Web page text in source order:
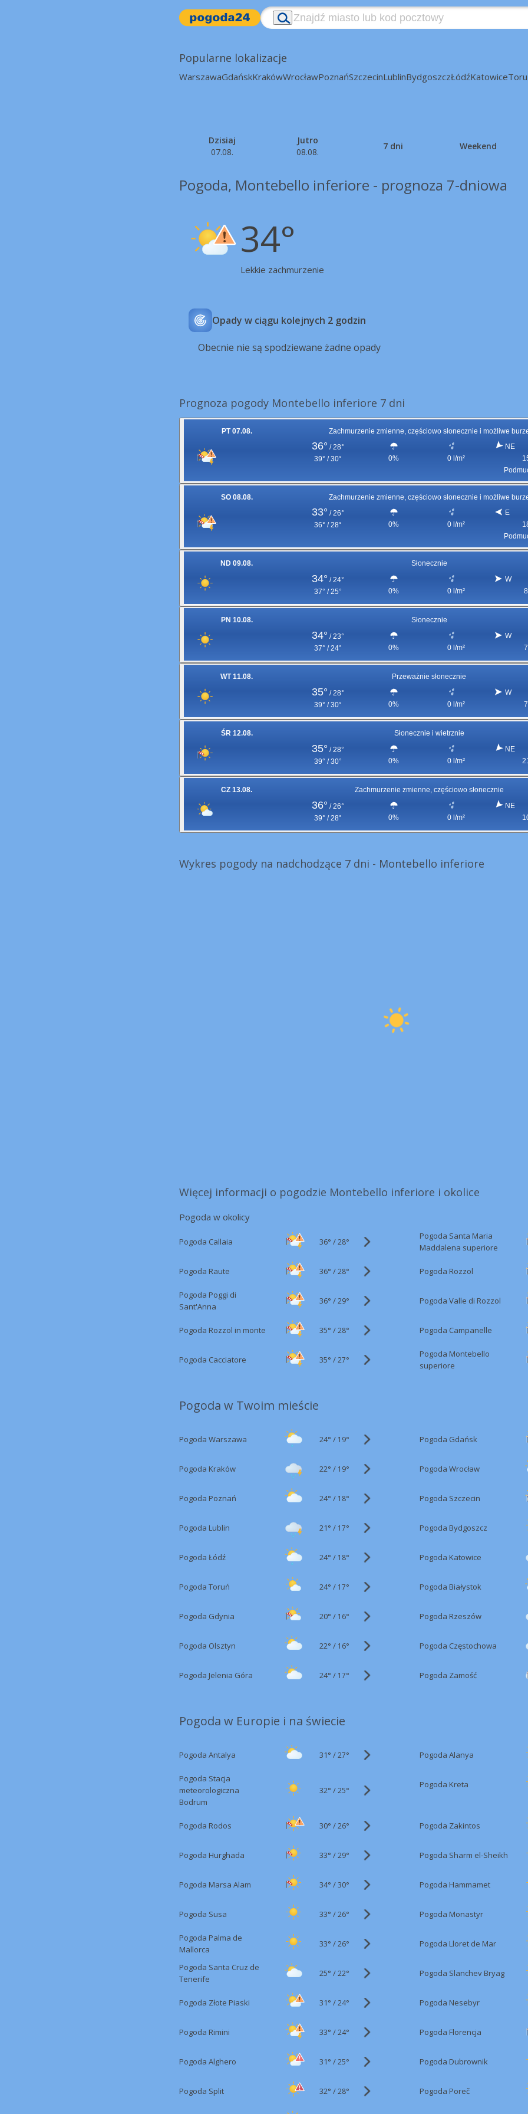
Popularne lokalizacje
WarszawaGdańskKrakówWrocławPoznańSzczecinLublinBydgoszczŁódźKatowice
Dzisiaj
07.08.
Jutro
08.08.
7 dni Weekend
Pogoda, Montebello inferiore - prognoza 7-dniowa
34°
Lekkie zachmurzenie
Opady w ciągu kolejnych 2 godzin
Obecnie nie są spodziewane żadne opady
Prognoza pogody Montebello inferiore 7 dni
PT 07.08. Zachmurzenie zmienne, częściowo słonecznie i możliwe
36° / 28°
39° / 30°
0% 0 l/m²
NE
SO 08.08. Zachmurzenie zmienne, częściowo słonecznie i możliwe
33° / 26°
36° / 28°
0% 0 l/m²
E
ND 09.08. Słonecznie
34° / 24°
37° / 25°
0% 0 l/m²
W
PN 10.08. Słonecznie
34° / 23°
37° / 24°
0% 0 l/m²
W
WT 11.08. Przeważnie słonecznie
35° / 28°
39° / 30°
0% 0 l/m²
W
ŚR 12.08. Słonecznie i wietrznie
35° / 28°
39° / 30°
0% 0 l/m²
NE
CZ 13.08. Zachmurzenie zmienne, częściowo słonecznie
36° / 26°
39° / 28°
0% 0 l/m²
NE
Wykres pogody na nadchodzące 7 dni - Montebello inferiore
Więcej informacji o pogodzie Montebello inferiore i okolice
Pogoda w okolicy
Pogoda Callaia 36° /28°
Pogoda Santa Maria
Maddalena superiore
Pogoda Raute 36° /28° Pogoda Rozzol
Pogoda Poggi di
Sant'Anna
36° /29° Pogoda Valle di Rozzol
Pogoda Rozzol in monte 35° /28° Pogoda Campanelle
Pogoda Cacciatore 35° /27°
Pogoda Montebello
superiore
Pogoda w Twoim mieście
Pogoda Warszawa 24° / 19° Pogoda Gdańsk
Pogoda Kraków 22° / 19° Pogoda Wrocław
Pogoda Poznań 24° / 18° Pogoda Szczecin
Pogoda Lublin 21° / 17° Pogoda Bydgoszcz
Pogoda Łódź 24° / 18° Pogoda Katowice
Pogoda Toruń 24° / 17° Pogoda Białystok
Pogoda Gdynia 20° / 16° Pogoda Rzeszów
Pogoda Olsztyn 22° / 16° Pogoda Częstochowa
Pogoda Jelenia Góra 24° / 17° Pogoda Zamość
Pogoda w Europie i na świecie
Pogoda Antalya 31° /27° Pogoda Alanya
Pogoda Stacja
meteorologiczna
Bodrum
32° /25°
Pogoda Kreta
Pogoda Rodos 30° /26° Pogoda Zakintos
Pogoda Hurghada 33° /29° Pogoda Sharm el-Sheikh
Pogoda Marsa Alam 34° /30° Pogoda Hammamet
Pogoda Susa 33° /26° Pogoda Monastyr
Pogoda Palma de
Mallorca
33° /26° Pogoda Lloret de Mar
Pogoda Santa Cruz de
Tenerife
25° /22° Pogoda Slanchev Bryag
Pogoda Złote Piaski 31° /24° Pogoda Nesebyr
Pogoda Rimini 33° /24° Pogoda Florencja
Pogoda Alghero 31° /25° Pogoda Dubrownik
Pogoda Split 32° /28° Pogoda Poreč